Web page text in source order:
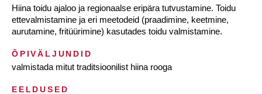
Hiina toidu ajaloo ja regionaalse eripära tutvustamine. Toidu
ettevalmistamine ja eri meetodeid (praadimine, keetmine,
aurutamine, fritüürimine) kasutades toidu valmistamine.
ÕPIVÄLJUNDID
valmistada mitut traditsioonilist hiina rooga
EELDUSED